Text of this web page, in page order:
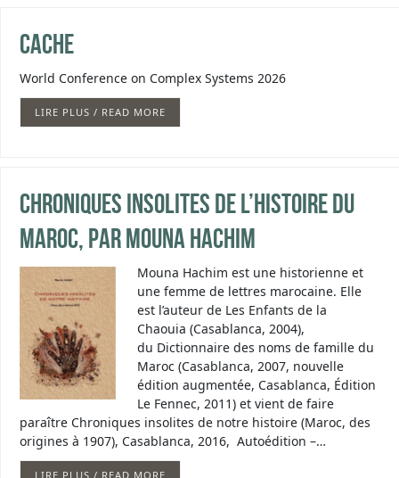
cache
World Conference on Complex Systems 2026
LIRE PLUS / READ MORE
Chroniques insolites de l’histoire du
Maroc, par Mouna Hachim
Mouna Hachim est une historienne et
une femme de lettres marocaine. Elle
est l’auteur de Les Enfants de la
Chaouia (Casablanca,‎ 2004),
du Dictionnaire des noms de famille du
Maroc (Casablanca, 2007, nouvelle
édition augmentée, Casablanca, Édition
Le Fennec, 2011) et vient de faire
paraître Chroniques insolites de notre histoire (Maroc, des
origines à 1907), Casablanca, 2016, Autoédition –…
LIRE PLUS / READ MORE